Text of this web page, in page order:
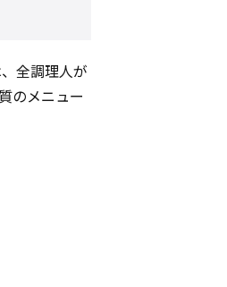
全調理人が
のメニュー